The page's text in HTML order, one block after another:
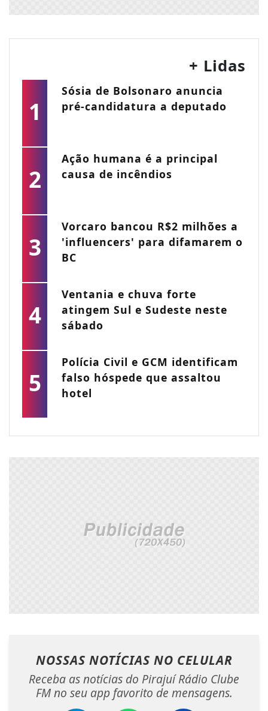
+ Lidas
1
Sósia de Bolsonaro anuncia
pré-candidatura a deputado
2
Ação humana é a principal
causa de incêndios
3
Vorcaro bancou R$2 milhões a
'influencers' para difamarem o
BC
4
Ventania e chuva forte
atingem Sul e Sudeste neste
sábado
5
Polícia Civil e GCM identificam
falso hóspede que assaltou
hotel
NOSSAS NOTÍCIAS NO CELULAR
Receba as notícias do Pirajuí Rádio Clube
FM no seu app favorito de mensagens.